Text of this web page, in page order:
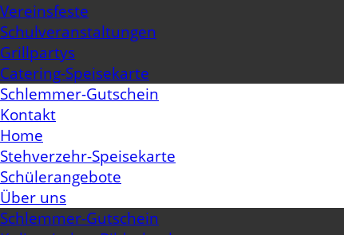
Vereinsfeste
Schulveranstaltungen
Grillpartys
Catering-Speisekarte
Schlemmer-Gutschein
Kontakt
Home
Stehverzehr-Speisekarte
Schülerangebote
Über uns
Schlemmer-Gutschein